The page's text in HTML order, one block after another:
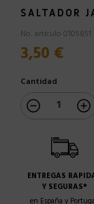
SALTADOR
No. artículo 0105851
3,50 €
Cantidad
ENTREGAS
Y SEGURAS*